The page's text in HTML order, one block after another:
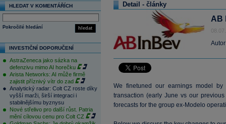
HLEDAT V KOMENTÁŘÍCH
hledat
Pokročilé hledání
INVESTIČNÍ DOPORUČENÍ
AstraZeneca jako sázka na
defenzivu mimo AI horečku
Arista Networks: AI může firmě
zajistit příznivý vítr do zad
Analytický radar: Colt CZ roste díky
vyšší marži, širší integraci i
stabilnějšímu byznysu
Nové střelivo pro další růst. Patria
mění cílovou cenu pro Colt CZ
Detail - články
AB
We finetuned our earnings model
transaction (early June vs our
forecasts for the group ex-Modelo